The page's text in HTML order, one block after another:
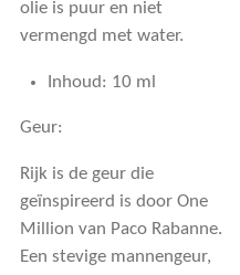
olie is puur en niet
vermengd met water.
Inhoud: 10 ml
Geur:
Rijk is de geur die
geïnspireerd is door One
Million van Paco Rabanne.
Een stevige mannengeur,